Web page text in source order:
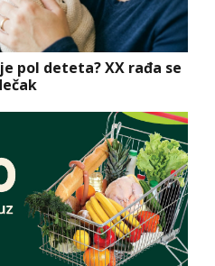
pol deteta? XX rađa se